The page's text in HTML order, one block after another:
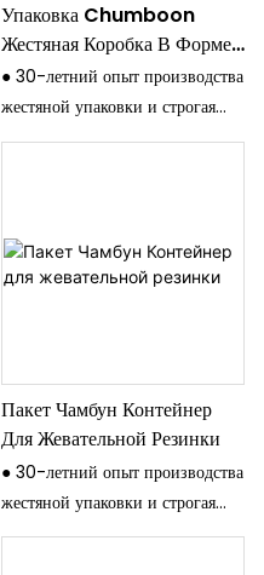
Упаковка Chumboon
Жестяная Коробка В Форме
Футбольного Мяча Для
Закусок
● 30-летний опыт производства
жестяной упаковки и строгая
система контроля качества.
Германии, четырехцветная
печатная машина Fuji в Японии.
США, Мексика, Бразилия,
Аргентина, Индия, Малазия,
ОАЭ, Южная Африка.
● Прошел сертификат: ISO, SGS,
Sedex, DOT и так далее.
Пакет Чамбун Контейнер
Для Жевательной Резинки
● 30-летний опыт производства
жестяной упаковки и строгая
система контроля качества.